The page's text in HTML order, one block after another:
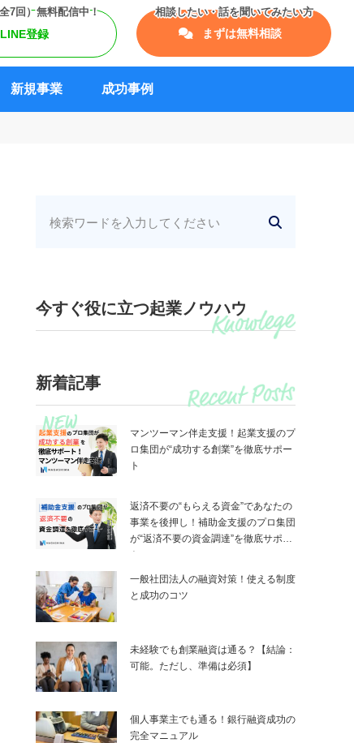
LINE登録 まずは無料相談
新規事業 成功事例
今すぐ役に立つ起業ノウハウ
新着記事
マンツーマン伴走支援！起業支援のプ
ロ集団が“成功する創業”を徹底サポー
ト
返済不要の“もらえる資金”であなたの
事業を後押し！補助金支援のプロ集団
が“返済不要の資金調達”を徹底サポー
ト
一般社団法人の融資対策！使える制度
と成功のコツ
未経験でも創業融資は通る？【結論：
可能。ただし、準備は必須】
個人事業主でも通る！銀行融資成功の
完全マニュアル